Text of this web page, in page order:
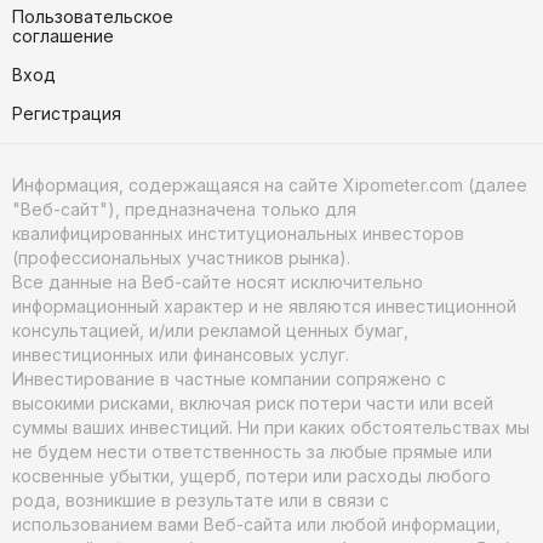
Пользовательское
соглашение
Вход
Регистрация
Информация, содержащаяся на сайте Xipometer.com (далее
"Веб-сайт"), предназначена только для
квалифицированных институциональных инвесторов
(профессиональных участников рынка).
Все данные на Веб-сайте носят исключительно
информационный характер и не являются инвестиционной
консультацией, и/или рекламой ценных бумаг,
инвестиционных или финансовых услуг.
Инвестирование в частные компании сопряжено с
высокими рисками, включая риск потери части или всей
суммы ваших инвестиций. Ни при каких обстоятельствах мы
не будем нести ответственность за любые прямые или
косвенные убытки, ущерб, потери или расходы любого
рода, возникшие в результате или в связи с
использованием вами Веб-сайта или любой информации,